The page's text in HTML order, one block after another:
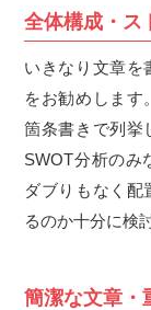
全体構成・ス
いきなり文章を
をお勧めします
箇条書きで列挙
SWOT分析のみ
ダブりもなく配
るのか十分に検
簡潔な文章・